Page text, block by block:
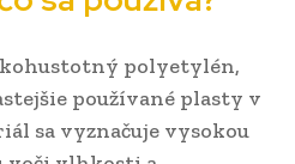
polyetylén,
používané plasty v
sa vyznačuje vysokou